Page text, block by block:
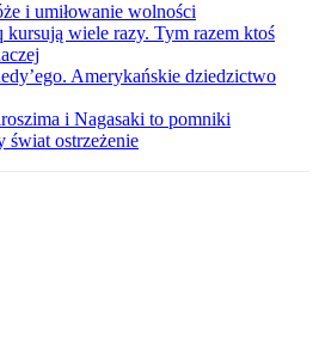
i umiłowanie wolności
wiele razy. Tym razem ktoś
Amerykańskie dziedzictwo
i Nagasaki to pomniki
świat ostrzeżenie